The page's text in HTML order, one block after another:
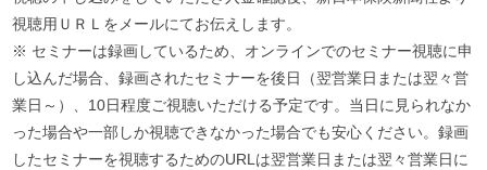
視聴用ＵＲＬをメールにてお伝えします。
※ セミナーは録画しているため、オンラインでのセミナー視聴に申
し込んだ場合、録画されたセミナーを後日（翌営業日または翌々営
業日～）、10日程度ご視聴いただける予定です。当日に見られなか
った場合や一部しか視聴できなかった場合でも安心ください。録画
したセミナーを視聴するためのURLは翌営業日または翌々営業日に